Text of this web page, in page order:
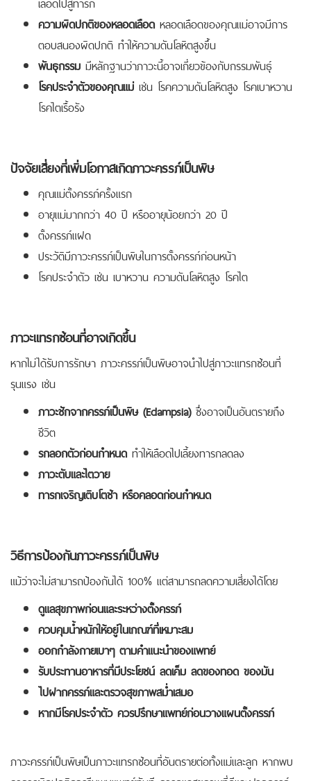
ความผิดปกติของหลอดเลือด หลอดเลือดของคุณแม่อาจมีการ
ตอบสนองผิดปกติ ทำให้ความดันโลหิตสูงขึ้น
พันธุกรรม มีหลักฐานว่าภาวะนี้อาจเกี่ยวข้องกับกรรมพันธุ์
โรคประจำตัวของคุณแม่เช่น โรคความดันโลหิตสูง โรคเบาหวาน
โรคไตเรื้อรัง
ปัจจัยเสี่ยงที่เพิ่มโอกาสเกิดภาวะครรภ์เป็นพิษ
คุณแม่ตั้งครรภ์ครั้งแรก
อายุแม่มากกว่า 40 ปี หรืออายุน้อยกว่า 20 ปี
ตั้งครรภ์แฝด
ประวัติมีภาวะครรภ์เป็นพิษในการตั้งครรภ์ก่อนหน้า
โรคประจำตัว เช่น เบาหวาน ความดันโลหิตสูง โรคไต
ภาวะแทรกซ้อนที่อาจเกิดขึ้น
หากไม่ได้รับการรักษา ภาวะครรภ์เป็นพิษอาจนำไปสู่ภาวะแทรกซ้อนที่
รุนแรง เช่น
ภาวะชักจากครรภ์เป็นพิษ (Eclampsia)ซึ่งอาจเป็นอันตรายถึง
ชีวิต
รกลอกตัวก่อนกำหนด ทำให้เลือดไปเลี้ยงทารกลดลง
ภาวะตับและไตวาย
ทารกเจริญเติบโตช้า หรือคลอดก่อนกำหนด
วิธีการป้องกันภาวะครรภ์เป็นพิษ
แม้ว่าจะไม่สามารถป้องกันได้ 100% แต่สามารถลดความเสี่ยงได้โดย
ดูแลสุขภาพก่อนและระหว่างตั้งครรภ์
ควบคุมน้ำหนักให้อยู่ในเกณฑ์ที่เหมาะสม
ออกกำลังกายเบาๆ ตามคำแนะนำของแพทย์
รับประทานอาหารที่มีประโยชน์ ลดเค็ม ลดของทอด ของมัน
ไปฝากครรภ์และตรวจสุขภาพสม่ำเสมอ
หากมีโรคประจำตัว ควรปรึกษาแพทย์ก่อนวางแผนตั้งครรภ์
ภาวะครรภ์เป็นพิษเป็นภาวะแทรกซ้อนที่อันตรายต่อทั้งแม่และลูก หากพบ